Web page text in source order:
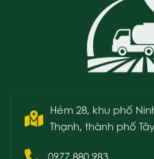
Hẻm 28, khu phố
Thạnh, thành phố
0977 880 983